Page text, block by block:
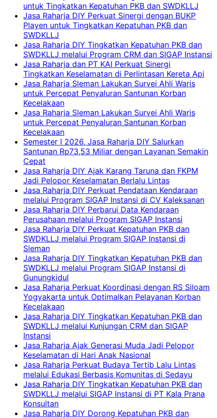
untuk Tingkatkan Kepatuhan PKB dan SWDKLLJ
Jasa Raharja DIY Perkuat Sinergi dengan BUKP
Playen untuk Tingkatkan Kepatuhan PKB dan
SWDKLLJ
Jasa Raharja DIY Tingkatkan Kepatuhan PKB dan
SWDKLLJ melalui Program CRM dan SIGAP Instansi
Jasa Raharja dan PT KAI Perkuat Sinergi
Tingkatkan Keselamatan di Perlintasan Kereta Api
Jasa Raharja Sleman Lakukan Survei Ahli Waris
untuk Percepat Penyaluran Santunan Korban
Kecelakaan
Jasa Raharja Sleman Lakukan Survei Ahli Waris
untuk Percepat Penyaluran Santunan Korban
Kecelakaan
Semester I 2026, Jasa Raharja DIY Salurkan
Santunan Rp73,53 Miliar dengan Layanan Semakin
Cepat
Jasa Raharja DIY Ajak Karang Taruna dan FKPM
Jadi Pelopor Keselamatan Berlalu Lintas
Jasa Raharja DIY Perkuat Pendataan Kendaraan
melalui Program SIGAP Instansi di CV Kaleksanan
Jasa Raharja DIY Perbarui Data Kendaraan
Perusahaan melalui Program SIGAP Instansi
Jasa Raharja DIY Perkuat Kepatuhan PKB dan
SWDKLLJ melalui Program SIGAP Instansi di
Sleman
Jasa Raharja DIY Tingkatkan Kepatuhan PKB dan
SWDKLLJ melalui Program SIGAP Instansi di
Gunungkidul
Jasa Raharja Perkuat Koordinasi dengan RS Siloam
Yogyakarta untuk Optimalkan Pelayanan Korban
Kecelakaan
Jasa Raharja DIY Tingkatkan Kepatuhan PKB dan
SWDKLLJ melalui Kunjungan CRM dan SIGAP
Instansi
Jasa Raharja Ajak Generasi Muda Jadi Pelopor
Keselamatan di Hari Anak Nasional
Jasa Raharja Perkuat Budaya Tertib Lalu Lintas
melalui Edukasi Berbasis Komunitas di Sedayu
Jasa Raharja DIY Tingkatkan Kepatuhan PKB dan
SWDKLLJ melalui SIGAP Instansi di PT Kala Prana
Konsultan
Jasa Raharja DIY Dorong Kepatuhan PKB dan